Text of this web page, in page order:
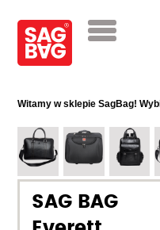
Witamy w sklepie SagBag!
SAG BAG